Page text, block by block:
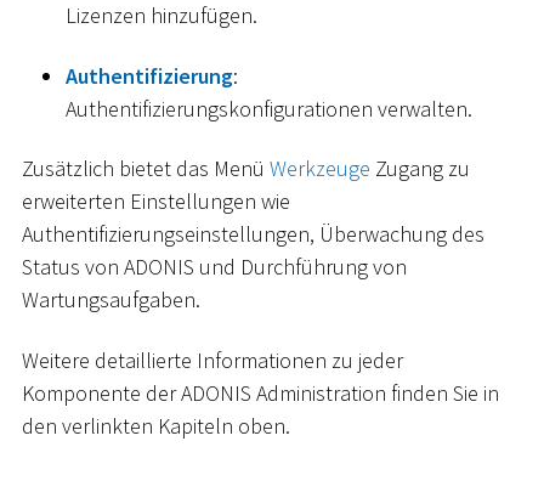
Lizenzen hinzufügen.
Authentifizierung:
Authentifizierungskonfigurationen verwalten.
Zusätzlich bietet das Menü Werkzeuge Zugang zu
erweiterten Einstellungen wie
Authentifizierungseinstellungen, Überwachung des
Status von ADONIS und Durchführung von
Wartungsaufgaben.
Weitere detaillierte Informationen zu jeder
Komponente der ADONIS Administration finden Sie in
den verlinkten Kapiteln oben.